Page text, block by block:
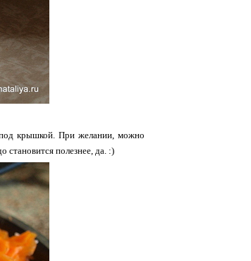
крышкой. При желании, можно
становится полезнее, да. :)